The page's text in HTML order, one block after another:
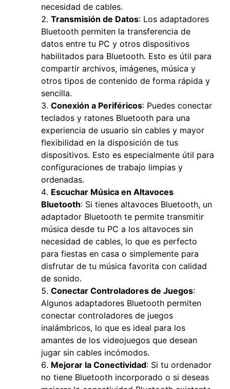
necesidad de cables.
Transmisión de Datos: Los adaptadores
Bluetooth permiten la transferencia de
datos entre tu PC y otros dispositivos
habilitados para Bluetooth. Esto es útil para
compartir archivos, imágenes, música y
otros tipos de contenido de forma rápida y
sencilla.
Conexión a Periféricos: Puedes conectar
teclados y ratones Bluetooth para una
experiencia de usuario sin cables y mayor
flexibilidad en la disposición de tus
dispositivos. Esto es especialmente útil para
configuraciones de trabajo limpias y
ordenadas.
Escuchar Música en Altavoces
Bluetooth: Si tienes altavoces Bluetooth, un
adaptador Bluetooth te permite transmitir
música desde tu PC a los altavoces sin
necesidad de cables, lo que es perfecto
para fiestas en casa o simplemente para
disfrutar de tu música favorita con calidad
de sonido.
Conectar Controladores de Juegos:
Algunos adaptadores Bluetooth permiten
conectar controladores de juegos
inalámbricos, lo que es ideal para los
amantes de los videojuegos que desean
jugar sin cables incómodos.
Mejorar la Conectividad: Si tu ordenador
no tiene Bluetooth incorporado o si deseas